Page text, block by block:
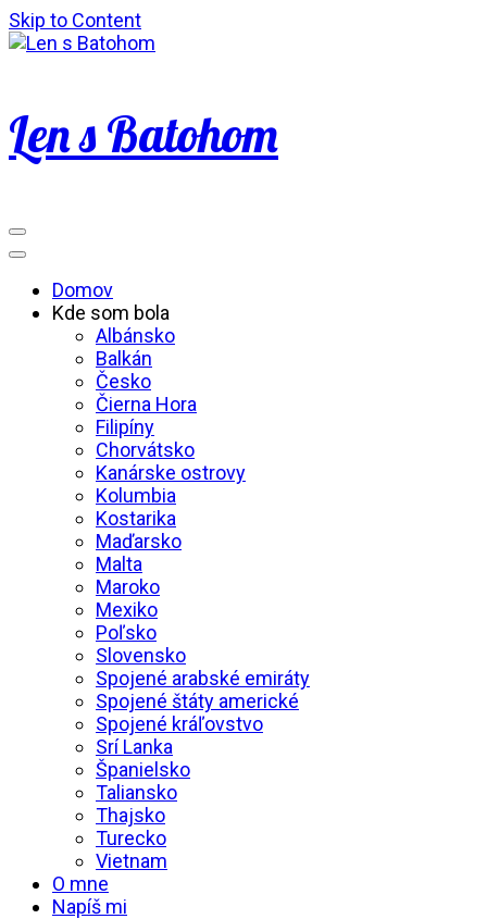
Skip to Content
Len s Batohom
Domov
Kde som bola
Albánsko
Balkán
Česko
Čierna Hora
Filipíny
Chorvátsko
Kanárske ostrovy
Kolumbia
Kostarika
Maďarsko
Malta
Maroko
Mexiko
Poľsko
Slovensko
Spojené arabské emiráty
Spojené štáty americké
Spojené kráľovstvo
Srí Lanka
Španielsko
Taliansko
Thajsko
Turecko
Vietnam
O mne
Napíš mi